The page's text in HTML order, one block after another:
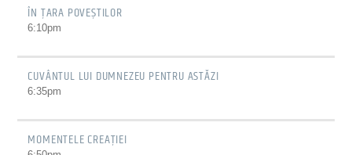
ÎN ŢARA POVEŞTILOR
6:10pm
CUVÂNTUL LUI DUMNEZEU PENTRU ASTĂZI
6:35pm
MOMENTELE CREAȚIEI